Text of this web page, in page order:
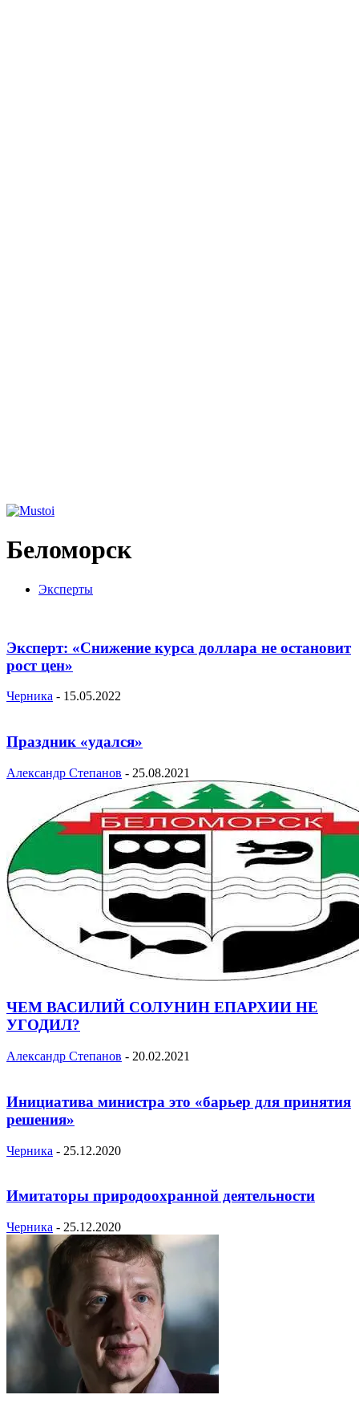
Беломорск
Эксперты
Эксперт: «Снижение курса доллара не остановит
рост цен»
Черника - 15.05.2022
Праздник «удался»
Александр Степанов - 25.08.2021
ЧЕМ ВАСИЛИЙ СОЛУНИН ЕПАРХИИ НЕ
УГОДИЛ?
Александр Степанов - 20.02.2021
Инициатива министра это «барьер для принятия
решения»
Черника - 25.12.2020
Имитаторы природоохранной деятельности
Черника - 25.12.2020